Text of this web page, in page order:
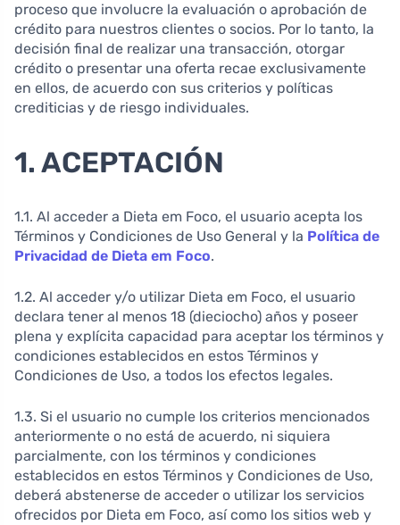
proceso que involucre la evaluación o aprobación de
crédito para nuestros clientes o socios. Por lo tanto, la
decisión final de realizar una transacción, otorgar
crédito o presentar una oferta recae exclusivamente
en ellos, de acuerdo con sus criterios y políticas
crediticias y de riesgo individuales.
1. ACEPTACIÓN
1.1. Al acceder a Dieta em Foco, el usuario acepta los
Términos y Condiciones de Uso General y la Política de
Privacidad de Dieta em Foco.
1.2. Al acceder y/o utilizar Dieta em Foco, el usuario
declara tener al menos 18 (dieciocho) años y poseer
plena y explícita capacidad para aceptar los términos y
condiciones establecidos en estos Términos y
Condiciones de Uso, a todos los efectos legales.
1.3. Si el usuario no cumple los criterios mencionados
anteriormente o no está de acuerdo, ni siquiera
parcialmente, con los términos y condiciones
establecidos en estos Términos y Condiciones de Uso,
deberá abstenerse de acceder o utilizar los servicios
ofrecidos por Dieta em Foco, así como los sitios web y